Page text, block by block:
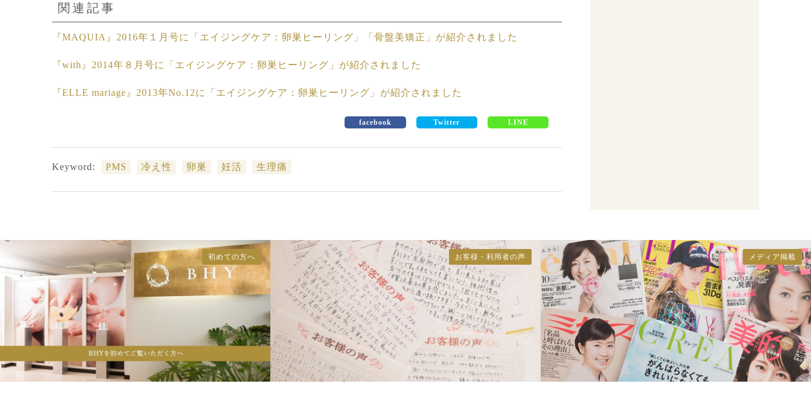
関連記事
『MAQUIA』2016年１月号に「エイジングケア：卵巣ヒーリング」「骨盤美矯正」が紹介されました
『with』2014年８月号に「エイジングケア：卵巣ヒーリング」が紹介されました
『ELLE mariage』2013年No.12に「エイジングケア：卵巣ヒーリング」が紹介されました
facebook Twitter LINE
Keyword: PMS 冷え性 卵巣 妊活 生理痛
初めての方へ お客様・利用者の声 メディア掲載